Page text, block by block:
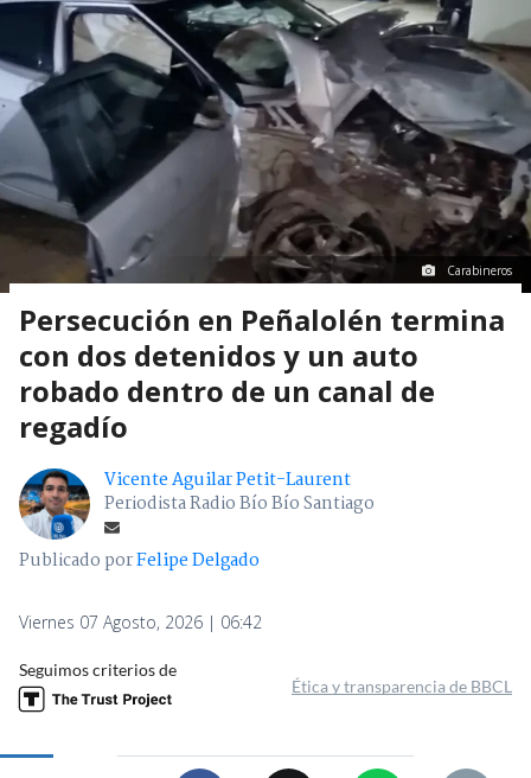
Carabineros
Persecución en Peñalolén termina
con dos detenidos y un auto
robado dentro de un canal de
regadío
Vicente Aguilar Petit-Laurent
Periodista Radio Bío Bío Santiago
Publicado porFelipe Delgado
Viernes 07 Agosto, 2026 | 06:42
Seguimos criterios de
Ética y transparencia de BBCL